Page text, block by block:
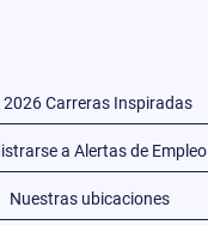
Carreras Inspiradas
a Alertas de Empleo
Nuestras ubicaciones